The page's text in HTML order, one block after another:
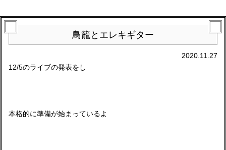
鳥籠とエレキギター
2020.11.27
12/5のライブの発表をし
本格的に準備が始まっているよ